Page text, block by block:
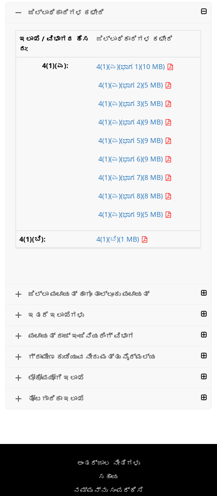
ಜಿಲ್ಲಾಧಿಕಾರಿಗಳ ಕಛೇರಿ
ಜಿಲ್ಲಾಧಿಕಾರಿಗಳ ಕಛೇರಿ
4(1)(ಎ)(ಭಾಗ 1)(10 MB)
4(1)(ಎ)(ಭಾಗ 2)(5 MB)
4(1)(ಎ)(ಭಾಗ 3)(5 MB)
4(1)(ಎ)(ಭಾಗ 4)(9 MB)
4(1)(ಎ)(ಭಾಗ 5)(9 MB)
4(1)(ಎ)(ಭಾಗ 6)(9 MB)
4(1)(ಎ)(ಭಾಗ 7)(8 MB)
4(1)(ಎ)(ಭಾಗ 8)(8 MB)
4(1)(ಎ)(ಭಾಗ 9)(5 MB)
4(1)(ಬಿ)(1 MB)
ಜಿಲ್ಲಾ ಪಂಚಾಯತ್ ಹಾಗೂ ತಾಲ್ಲೂಕು ಪಂಚಾಯತ್
ಇತರೆ ಇಲಾಖೆಗಳು
ಪಂಚಾಯತ್ ರಾಜ್ ಇಂಜಿನಿಯರಿಂಗ್ ವಿಭಾಗ
ಗ್ರಾಮೀಣ ಕುಡಿಯುವ ನೀರು ಮತ್ತು ನೈರ್ಮಲ್ಯ
ಲೋಕೋಪಯೋಗಿ ಇಲಾಖೆ
ತೋಟಗಾರಿಕಾ ಇಲಾಖೆ
ಅಂತರ್ಜಾಲ ನೀತಿಗಳು
ಸಹಾಯ
ನಮ್ಮನ್ನು ಸಂಪರ್ಕಿಸಿ